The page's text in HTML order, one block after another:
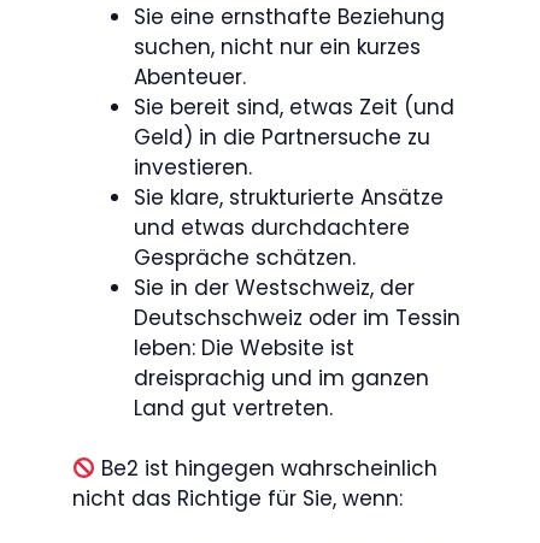
Sie eine ernsthafte Beziehung
suchen, nicht nur ein kurzes
Abenteuer.
Sie bereit sind, etwas Zeit (und
Geld) in die Partnersuche zu
investieren.
Sie klare, strukturierte Ansätze
und etwas durchdachtere
Gespräche schätzen.
Sie in der Westschweiz, der
Deutschschweiz oder im Tessin
leben: Die Website ist
dreisprachig und im ganzen
Land gut vertreten.
Be2 ist hingegen wahrscheinlich
nicht das Richtige für Sie, wenn: